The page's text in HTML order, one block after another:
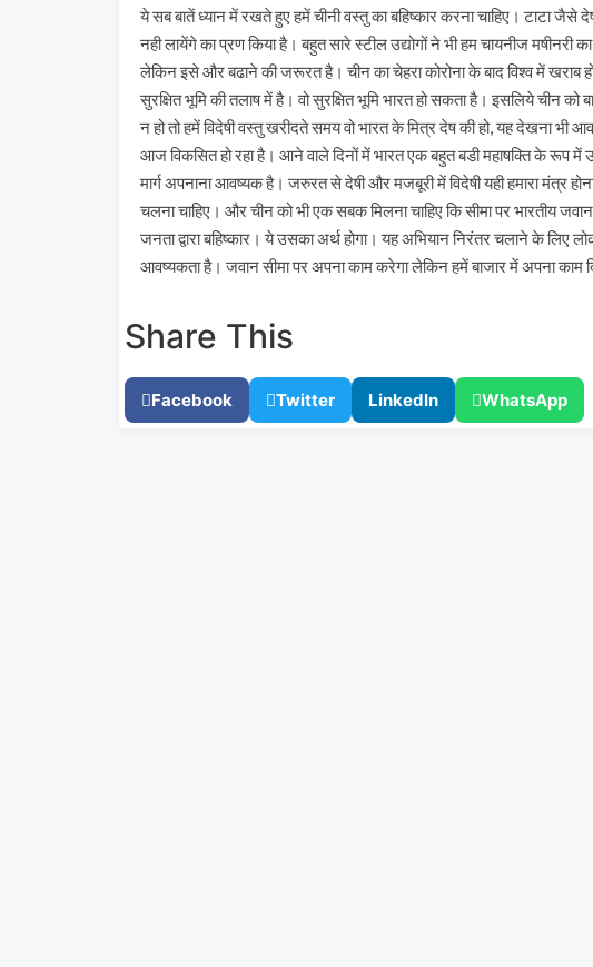
ये सब बातें ध्यान में रखते हुए हमें चीनी वस्तु का बहिष्कार करना चाहिए। टाटा
नही लायेंगे का प्रण किया है। बहुत सारे स्टील उद्योगों ने भी हम चायनीज
लेकिन इसे और बढाने की जरूरत है। चीन का चेहरा कोरोना के बाद विश्व में खराब
सुरक्षित भूमि की तलाष में है। वो सुरक्षित भूमि भारत हो सकता है। इसलिये चीन
न हो तो हमें विदेषी वस्तु खरीदते समय वो भारत के मित्र देष की हो, यह देखना भी
आज विकसित हो रहा है। आने वाले दिनों में भारत एक बहुत बडी महाषक्ति के रूप
मार्ग अपनाना आवष्यक है। जरुरत से देषी और मजबूरी में विदेषी यही हमारा मंत्र
चलना चाहिए। और चीन को भी एक सबक मिलना चाहिए कि सीमा पर भारतीय
जनता द्वारा बहिष्कार। ये उसका अर्थ होगा। यह अभियान निरंतर चलाने के
आवष्यकता है। जवान सीमा पर अपना काम करेगा लेकिन हमें बाजार में अपना काम
Share This
Facebook Twitter LinkedIn WhatsApp